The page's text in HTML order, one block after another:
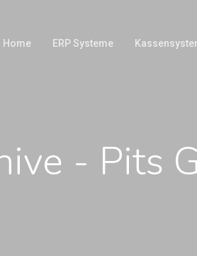
Home ERP Systeme
- Pits